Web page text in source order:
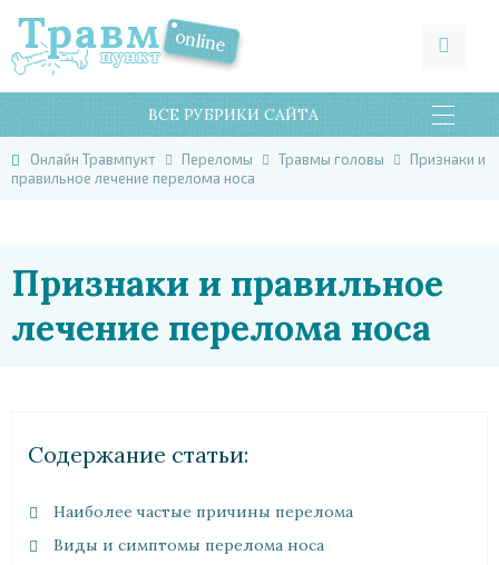
ВСЕ РУБРИКИ САЙТА
Онлайн Травмпукт Переломы Травмы головы
Признаки и
правильное лечение перелома носа
Признаки и правильное
лечение перелома носа
Cодержание статьи:
Наиболее частые причины перелома
Виды и симптомы перелома носа